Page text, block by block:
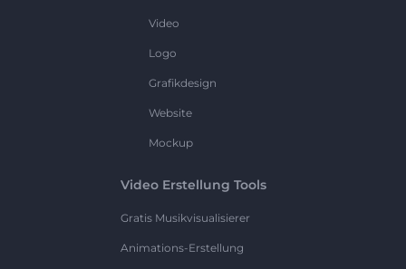
Video
Logo
Grafikdesign
Website
Mockup
Video Erstellung Tools
Gratis Musikvisualisierer
Animations-Erstellung